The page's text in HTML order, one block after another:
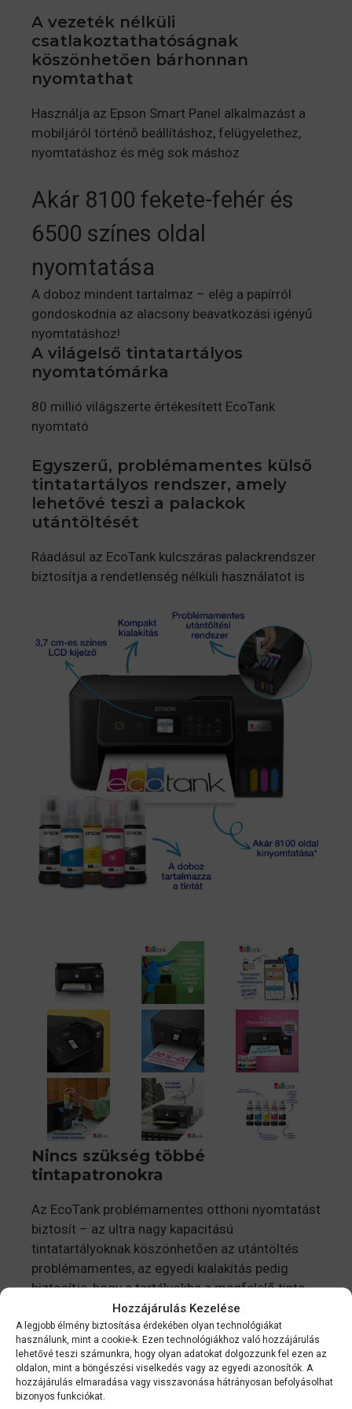
Hozzájárulás Kezelése
A legjobb élmény biztosítása érdekében olyan technológiákat
használunk, mint a cookie-k. Ezen technológiákhoz való hozzájárulás
lehetővé teszi számunkra, hogy olyan adatokat dolgozzunk fel ezen az
oldalon, mint a böngészési viselkedés vagy az egyedi azonosítók. A
hozzájárulás elmaradása vagy visszavonása hátrányosan befolyásolhat
bizonyos funkciókat.
A vezeték nélküli
csatlakoztathatóságnak
köszönhetően bárhonnan
nyomtathat
Használja az Epson Smart Panel alkalmazást a
mobiljáról történő beállításhoz, felügyelethez,
nyomtatáshoz és még sok máshoz
Akár 8100 fekete-fehér és
6500 színes oldal
nyomtatása
A doboz mindent tartalmaz – elég a papírról
gondoskodnia az alacsony beavatkozási igényű
nyomtatáshoz!
A világelső tintatartályos
nyomtatómárka
80 millió világszerte értékesített EcoTank
nyomtató
Egyszerű, problémamentes külső
tintatartályos rendszer, amely
lehetővé teszi a palackok
utántöltését
Ráadásul az EcoTank kulcszáras palackrendszer
biztosítja a rendetlenség nélküli használatot is
Nincs szükség többé
tintapatronokra
Az EcoTank problémamentes otthoni nyomtatást
biztosít – az ultra nagy kapacitású
tintatartályoknak köszönhetően az utántöltés
problémamentes, az egyedi kialakítás pedig
biztosítja, hogy a tartályokba a megfelelő tinta
Csak gazdaságosan
Ezzel a gazdaságos nyomtatóval a nyomtatási
költségek akár 90%-át is megtakaríthatja,